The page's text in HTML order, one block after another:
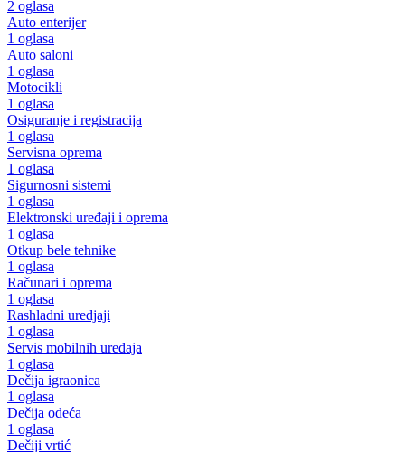
2 oglasa
Auto enterijer
1 oglasa
Auto saloni
1 oglasa
Motocikli
1 oglasa
Osiguranje i registracija
1 oglasa
Servisna oprema
1 oglasa
Sigurnosni sistemi
1 oglasa
Elektronski uređaji i oprema
1 oglasa
Otkup bele tehnike
1 oglasa
Računari i oprema
1 oglasa
Rashladni uredjaji
1 oglasa
Servis mobilnih uređaja
1 oglasa
Dečija igraonica
1 oglasa
Dečija odeća
1 oglasa
Dečiji vrtić